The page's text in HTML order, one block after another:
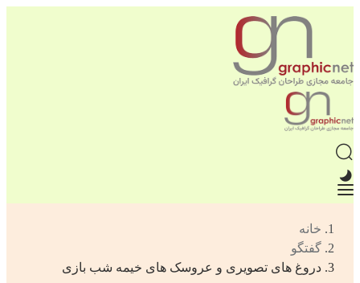
خانه
گفتگو
دروغ های تصویری و عروسک های خیمه شب بازی